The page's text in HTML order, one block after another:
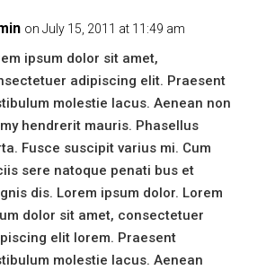
on July 15, 2011 at 11:49 am
ipsum dolor sit amet,
adipiscing elit. Praesent
molestie lacus. Aenean non
hendrerit mauris. Phasellus
Fusce suscipit varius mi. Cum
sere natoque penati bus et
dis. Lorem ipsum dolor. Lorem
dolor sit amet, consectetuer
elit lorem. Praesent
molestie lacus. Aenean